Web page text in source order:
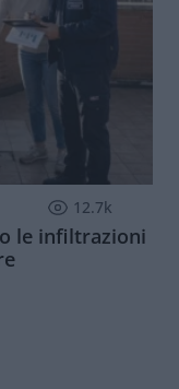
12.7k
le infiltrazioni